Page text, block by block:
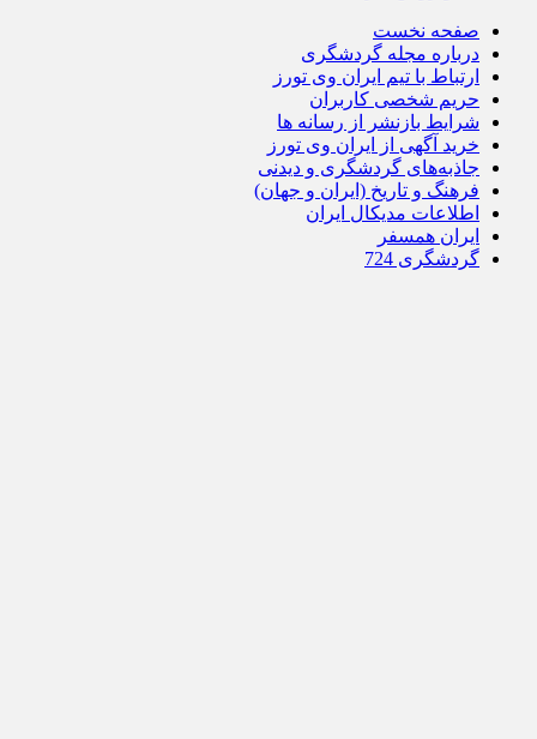
صفحه نخست
درباره مجله گردشگری
ارتباط با تیم ایران وی تورز
حریم شخصی کاربران
شرایط بازنشر از رسانه ها
خرید آگهی از ایران وی تورز
جاذبه‌های گردشگری و دیدنی
فرهنگ و تاریخ (ایران و جهان)
اطلاعات مدیکال ایران
ایران همسفر
گردشگری 724